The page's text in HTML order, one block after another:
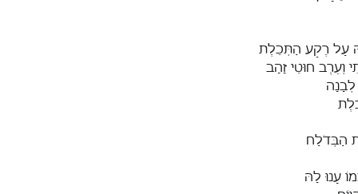
עַל רֶקַע הַתְּכֵלֶת
וְעֵרֶב חוּטֵי זָהָב
הַבְּדֹלַח
עָנוּ לָהּ